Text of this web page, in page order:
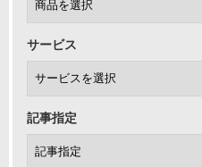
サービス
記事指定